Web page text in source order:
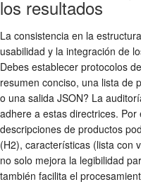
los resultados
La consistencia en la
usabilidad y la integración de
Debes establecer protocolos
resumen conciso, una lista de
o una salida JSON? La
adhere a estas directrices.
descripciones de productos
(H2), características (lista con
no solo mejora la legibilidad
también facilita el